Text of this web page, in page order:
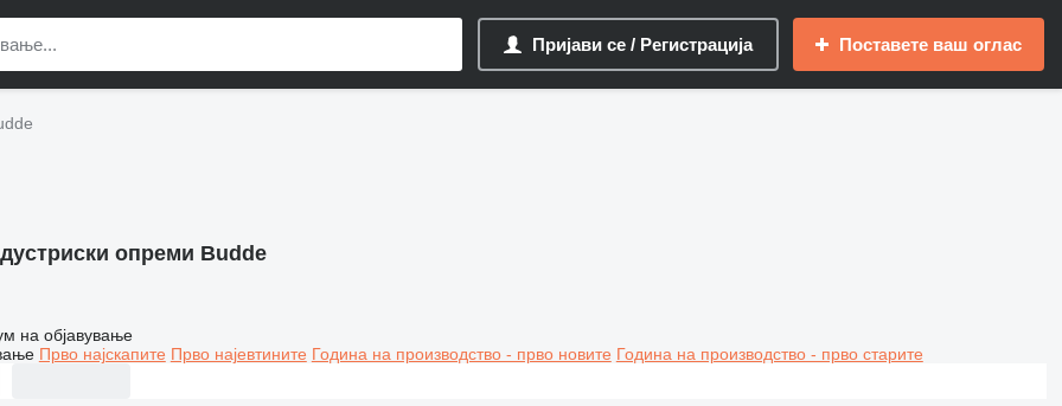
Пријави се / Регистрација Поставете ваш оглас
опреми Budde
на објавување
Прво најскапите Прво најевтините Година на производство - прво новите Година на производство - прво старите